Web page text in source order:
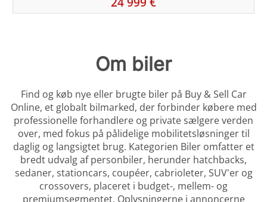
Om biler
Find og køb nye eller brugte biler på Buy & Sell Car
Online, et globalt bilmarked, der forbinder købere med
professionelle forhandlere og private sælgere verden
over, med fokus på pålidelige mobilitetsløsninger til
daglig og langsigtet brug. Kategorien Biler omfatter et
bredt udvalg af personbiler, herunder hatchbacks,
sedaner, stationcars, coupéer, cabrioleter, SUV'er og
crossovers, placeret i budget-, mellem- og
premiumsegmentet. Oplysningerne i annoncerne